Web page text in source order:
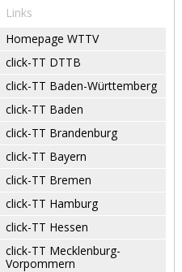
Links
Homepage WTTV
click-TT DTTB
click-TT Baden-Württemberg
click-TT Baden
click-TT Brandenburg
click-TT Bayern
click-TT Bremen
click-TT Hamburg
click-TT Hessen
click-TT Mecklenburg-
Vorpommern